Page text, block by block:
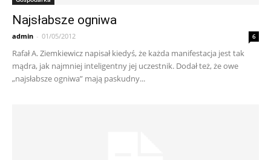
Najsłabsze ogniwa
admin - 01/05/2012 6
Rafał A. Ziemkiewicz napisał kiedyś, że każda manifestacja jest tak
mądra, jak najmniej inteligentny jej uczestnik. Dodał też, że owe
„najsłabsze ogniwa” mają paskudny...